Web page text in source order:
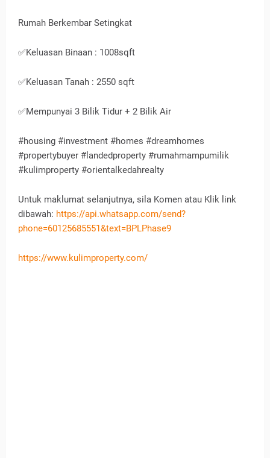
Rumah Berkembar Setingkat
✅Keluasan Binaan : 1008sqft
✅Keluasan Tanah : 2550 sqft
✅Mempunyai 3 Bilik Tidur + 2 Bilik Air
#housing #investment #homes #dreamhomes
#propertybuyer #landedproperty #rumahmampumilik
#kulimproperty #orientalkedahrealty
Untuk maklumat selanjutnya, sila Komen atau Klik link
dibawah: https://api.whatsapp.com/send?
phone=60125685551&text=BPLPhase9
https://www.kulimproperty.com/